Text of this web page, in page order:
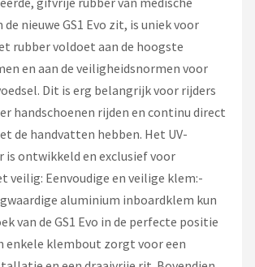
nieuwe GS1 Evo zit, is uniek voor
rubber voldoet aan de hoogste
en aan de veiligheidsnormen voor
Dit is erg belangrijk voor rijders
handschoenen rijden en continu direct
de handvatten hebben. Het UV-
is ontwikkeld en exclusief voor
veilig: Eenvoudige en veilige klem:-
aluminium inboardklem kun
van de GS1 Evo in de perfecte positie
enkele klembout zorgt voor een